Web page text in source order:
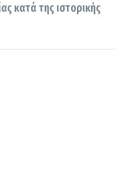
κατά της ιστορικής